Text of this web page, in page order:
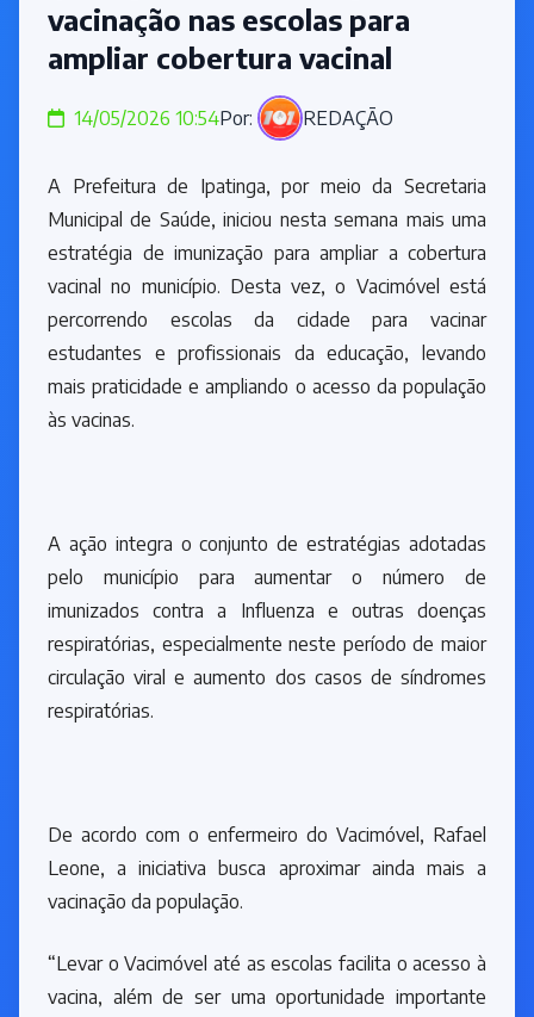
vacinação nas escolas para
ampliar cobertura vacinal
14/05/2026 10:54Por: REDAÇÃO
A Prefeitura de Ipatinga, por meio da Secretaria
Municipal de Saúde, iniciou nesta semana mais uma
estratégia de imunização para ampliar a cobertura
vacinal no município. Desta vez, o Vacimóvel está
percorrendo escolas da cidade para vacinar
estudantes e profissionais da educação, levando
mais praticidade e ampliando o acesso da população
às vacinas.
A ação integra o conjunto de estratégias adotadas
pelo município para aumentar o número de
imunizados contra a Influenza e outras doenças
respiratórias, especialmente neste período de maior
circulação viral e aumento dos casos de síndromes
respiratórias.
De acordo com o enfermeiro do Vacimóvel, Rafael
Leone, a iniciativa busca aproximar ainda mais a
vacinação da população.
“Levar o Vacimóvel até as escolas facilita o acesso à
vacina, além de ser uma oportunidade importante